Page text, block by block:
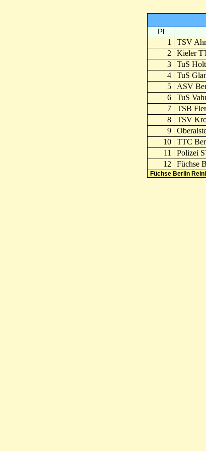
Pl
1 TSV
2
Kieler
3
TuS
4
TuS
5
ASV
6
TuS
7
TSB
8
TSV
9
10
TTC
11
Polizei
12
Füchse
Füchse Berlin